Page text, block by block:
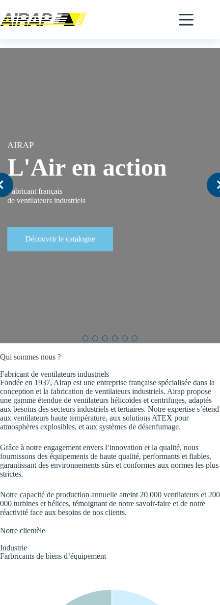
AIRAP
L'Air en action
Fabricant français
de ventilateurs industriels
Découvrir le catalogue
Qui sommes nous ?
Fabricant de ventilateurs industriels
Fondée en 1937, Airap est une entreprise française spécialisée dans la
conception et la fabrication de ventilateurs industriels. Airap propose
une gamme étendue de ventilateurs hélicoïdes et centrifuges, adaptés
aux besoins des secteurs industriels et tertiaires. Notre expertise s’étend
aux ventilateurs haute température, aux solutions ATEX pour
atmosphères explosibles, et aux systèmes de désenfumage.
Grâce à notre engagement envers l’innovation et la qualité, nous
fournissons des équipements de haute qualité, performants et fiables,
garantissant des environnements sûrs et conformes aux normes les plus
strictes.
Notre capacité de production annuelle atteint 20 000 ventilateurs et 200
000 turbines et hélices, témoignant de notre savoir-faire et de notre
réactivité face aux besoins de nos clients.
Notre clientèle
Industrie
Farbricants de biens d’équipement